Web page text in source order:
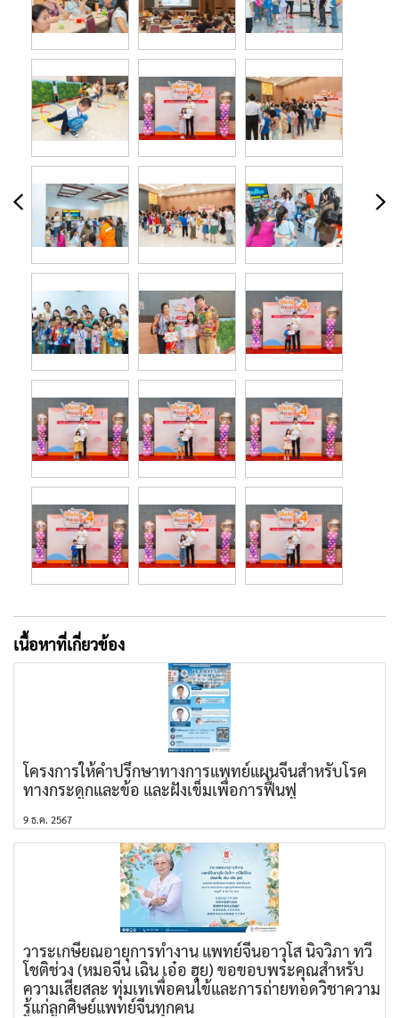
เนื้อหาที่เกี่ยวข้อง
โครงการให้คำปรึกษาทางการแพทย์แผนจีนสำหรับโรค
ทางกระดูกและข้อ และฝังเข็มเพื่อการฟื้นฟู
9 ธ.ค. 2567
วาระเกษียณอายุการทำงาน แพทย์จีนอาวุโส นิจวิภา ทวี
โชติช่วง (หมอจีน เฉิน เอ๋อ ฮุย) ขอขอบพระคุณสำหรับ
ความเสียสละ ทุ่มเทเพื่อคนไข้และการถ่ายทอดวิชาความ
รู้แก่ลูกศิษย์แพทย์จีนทุกคน